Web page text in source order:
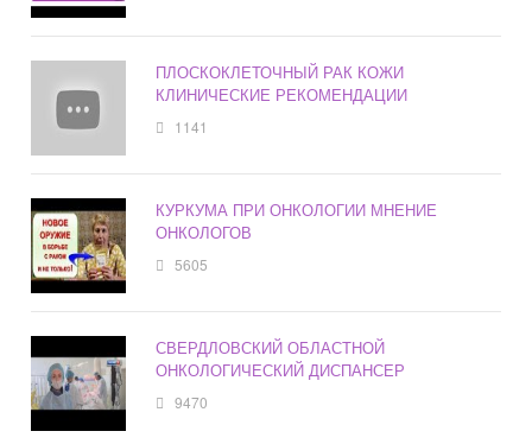
ПЛОСКОКЛЕТОЧНЫЙ РАК КОЖИ
КЛИНИЧЕСКИЕ РЕКОМЕНДАЦИИ
1141
КУРКУМА ПРИ ОНКОЛОГИИ МНЕНИЕ
ОНКОЛОГОВ
5605
СВЕРДЛОВСКИЙ ОБЛАСТНОЙ
ОНКОЛОГИЧЕСКИЙ ДИСПАНСЕР
9470